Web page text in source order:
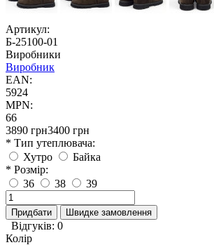
Артикул:
Б-25100-01
Виробники
Виробник
EAN:
5924
MPN:
66
3890 грн3400 грн
* Тип утеплювача:
Хутро
Байка
* Розмір:
36
38 39
Придбати Швидке замовлення
Відгуків: 0
Колір